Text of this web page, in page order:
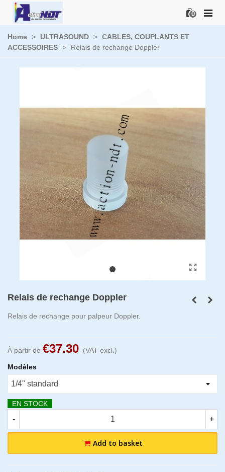
0
Home > ULTRASOUND > CABLES, COUPLANTS ET
ACCESSOIRES > Relais de rechange Doppler
Relais de rechange Doppler
Relais de rechange pour palpeur Doppler.
À partir de €37.30 (VAT excl.)
Modèles
EN STOCK
- +
Add to basket